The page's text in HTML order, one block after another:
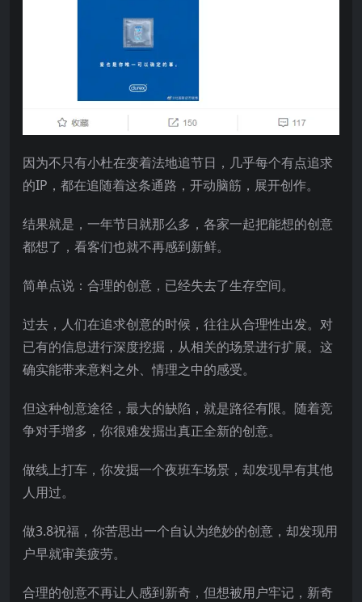
因为不只有小杜在变着法地追节日，几乎每个有点追求
的IP，都在追随着这条通路，开动脑筋，展开创作。
结果就是，一年节日就那么多，各家一起把能想的创意
都想了，看客们也就不再感到新鲜。
简单点说：合理的创意，已经失去了生存空间。
过去，人们在追求创意的时候，往往从合理性出发。对
已有的信息进行深度挖掘，从相关的场景进行扩展。这
确实能带来意料之外、情理之中的感受。
但这种创意途径，最大的缺陷，就是路径有限。随着竞
争对手增多，你很难发掘出真正全新的创意。
做线上打车，你发掘一个夜班车场景，却发现早有其他
人用过。
做3.8祝福，你苦思出一个自认为绝妙的创意，却发现用
户早就审美疲劳。
合理的创意不再让人感到新奇，但想被用户牢记，新奇